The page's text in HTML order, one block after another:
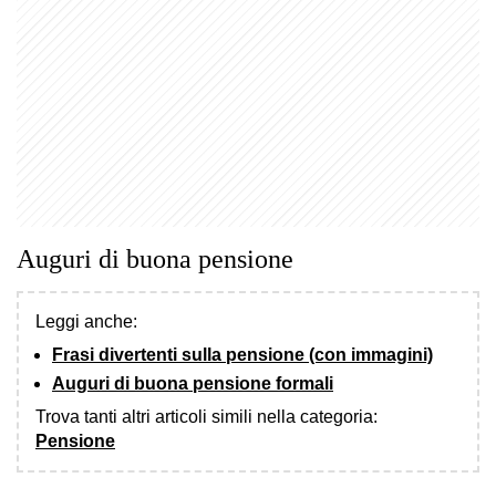
Auguri di buona pensione
Leggi anche:
Frasi divertenti sulla pensione (con immagini)
Auguri di buona pensione formali
Trova tanti altri articoli simili nella categoria:
Pensione